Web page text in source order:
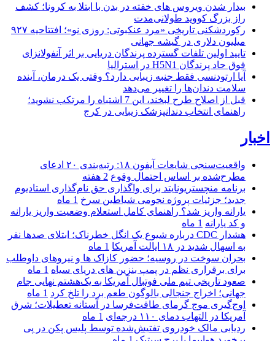
بیدار شدن ویروس‌ های خفته در بدن با ابتلا به کرونا؛ کشف
راز بزرگ کووید طولانی‌مدت
رکوردشکنی تاریخی «مرد عنکبوتی: روزی نو»؛ افتتاحیه ۹۲۷
میلیون دلاری در گیشه جهانی
تایید اولین تلفات گسترده پرندگان دریایی بر اثر آنفولانزای
فوق حاد پرندگان H5N1 در استرالیا
آیا ارتودنسی فقط جنبه زیبایی دارد؟ وقتی یک درمان، آینده
سلامت دندان‌ها را تغییر می‌دهد
قبل از اصلاح طرح لبخند، این 7 اشتباه را مرتکب نشوید؛
راهنمای انتخاب دندانپزشک زیبایی در کرج
اخبار
واقعیت‌سنجی شایعات آیفون ۱۸: رتبه‌بندی ۲۰ ادعای
مطرح‌شده بر اساس احتمال وقوع 2 هفته
برنامه منچستریونایتد برای واگذاری حق نام‌گذاری استادیوم
جدید؛ جزئیات پروژه نجومی شیاطین سرخ 1 ماه
یارانه واریز شد؟ راهنمای کامل استعلام وضعیت واریز یارانه
و کد یارانه 1 ماه
هشدار CDC درباره شیوع یک انگل خطرناک؛ ابتلای صدها نفر
به اسهال شدید در ۱۸ ایالت آمریکا
1 ماه
بحران سوخت در روسیه؛ حضور کازاک‌ ها و نیروهای داوطلب
برای برقراری نظم در پمپ بنزین‌ های دریای سیاه 1 ماه
صعود تاریخی تیم ملی فوتبال آمریکا به یک‌هشتم نهایی جام
جهانی؛ اخراج جنجالی بالوگون طعم برد را تلخ کرد 1 ماه
اوج‌گیری موج گرمای طاقت‌فرسا در آستانه تعطیلات؛ شرق
آمریکا در التهاب دمای ۱۱۰ درجه‌ای
1 ماه
ردیابی مالک خودروی تفتیش‌شده توسط پلیس پکن در پی